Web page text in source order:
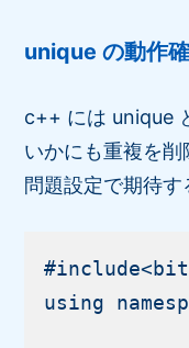
unique の動作
c++ には unique
いかにも重複を
問題設定で期待す
using